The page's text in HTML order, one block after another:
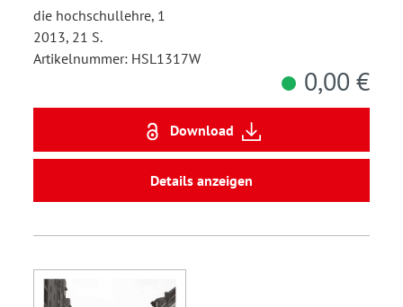
die hochschullehre, 1
2013, 21 S.
Artikelnummer: HSL1317W
0,00 €
Download
Details anzeigen